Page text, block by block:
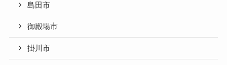
島田市
御殿場市
掛川市